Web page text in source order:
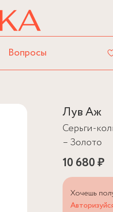
Вопросы
Лув Аж
Серьги-
– Золото
10 680 ₽
Хочешь